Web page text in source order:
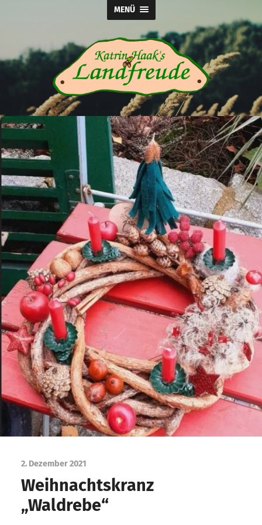
MENÜ
Katrin
Haak's
Landfreude
2. Dezember 2021
Weihnachtskranz
„Waldrebe“